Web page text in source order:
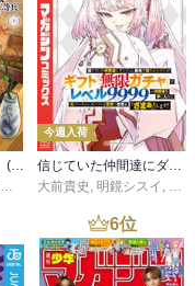
異世界居酒屋「のぶ」(22)
,転
今週入荷
信じていた仲間達にダンジョン奥地で殺されかけたがギフト『無限ガチャ』でレベル９９９９の仲間達を手に入れて元パーティーメンバーと世界に復讐＆『ざまぁ！』します！（２３）
大前貴史 , 明鏡シスイ , ｔ
6位